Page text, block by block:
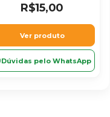
R$15,00
Ver produto
Dúvidas pelo WhatsApp